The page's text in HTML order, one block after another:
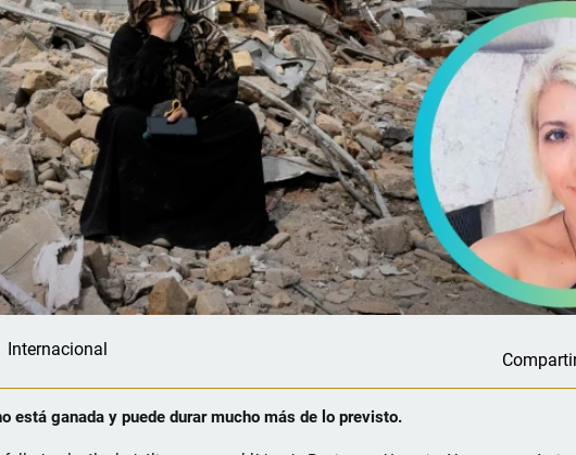
Internacional
está ganada y puede durar mucho más de lo previsto.